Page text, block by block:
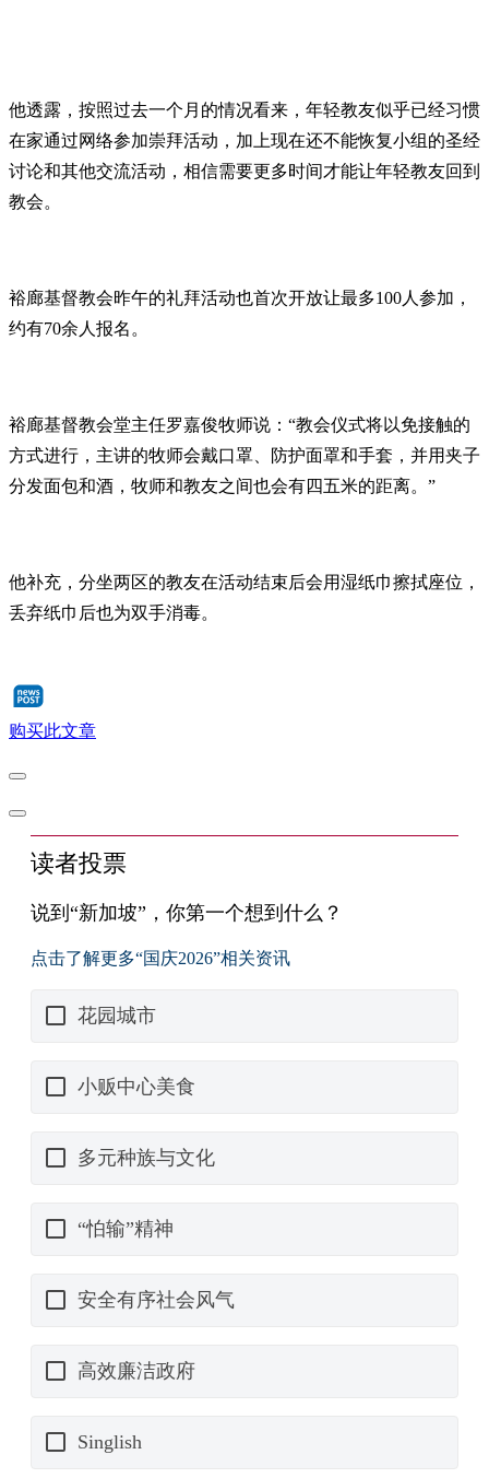
他透露，按照过去一个月的情况看来，年轻教友似乎已经习惯
在家通过网络参加崇拜活动，加上现在还不能恢复小组的圣经
讨论和其他交流活动，相信需要更多时间才能让年轻教友回到
教会。
裕廊基督教会昨午的礼拜活动也首次开放让最多100人参加，
约有70余人报名。
裕廊基督教会堂主任罗嘉俊牧师说：“教会仪式将以免接触的
方式进行，主讲的牧师会戴口罩、防护面罩和手套，并用夹子
分发面包和酒，牧师和教友之间也会有四五米的距离。”
他补充，分坐两区的教友在活动结束后会用湿纸巾擦拭座位，
丢弃纸巾后也为双手消毒。
购买此文章